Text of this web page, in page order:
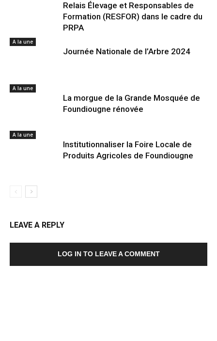
Relais Élevage et Responsables de
Formation (RESFOR) dans le cadre du
PRPA
A la une
Journée Nationale de l’Arbre 2024
A la une
La morgue de la Grande Mosquée de
Foundiougne rénovée
A la une
Institutionnaliser la Foire Locale de
Produits Agricoles de Foundiougne
LEAVE A REPLY
LOG IN TO LEAVE A COMMENT